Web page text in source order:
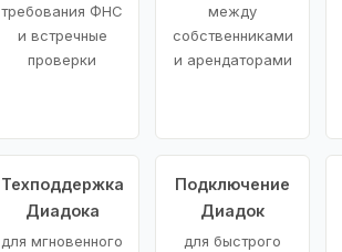
требования ФНС
и встречные
проверки
между
собственниками
и арендаторами
Техподдержка
Диадока
для мгновенного
Подключение
Диадок
для быстрого